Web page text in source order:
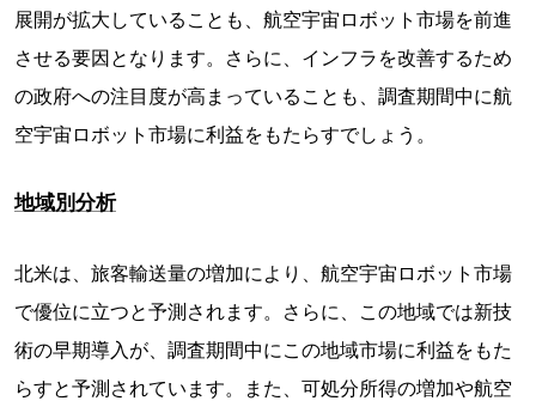
展開が拡大していることも、航空宇宙ロボット市場を前進
させる要因となります。さらに、インフラを改善するため
の政府への注目度が高まっていることも、調査期間中に航
空宇宙ロボット市場に利益をもたらすでしょう。
地域別分析
北米は、旅客輸送量の増加により、航空宇宙ロボット市場
で優位に立つと予測されます。さらに、この地域では新技
術の早期導入が、調査期間中にこの地域市場に利益をもた
らすと予測されています。また、可処分所得の増加や航空